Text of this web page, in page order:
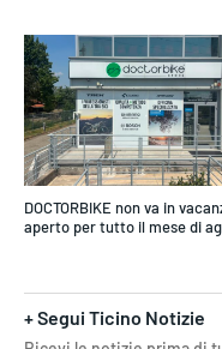
DOCTORBIKE non va in
aperto per tutto il mese di
+ Segui Ticino Notizie